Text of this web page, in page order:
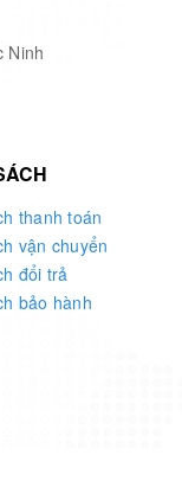
Ninh
thanh toán
vận chuyển
đổi trả
bảo hành